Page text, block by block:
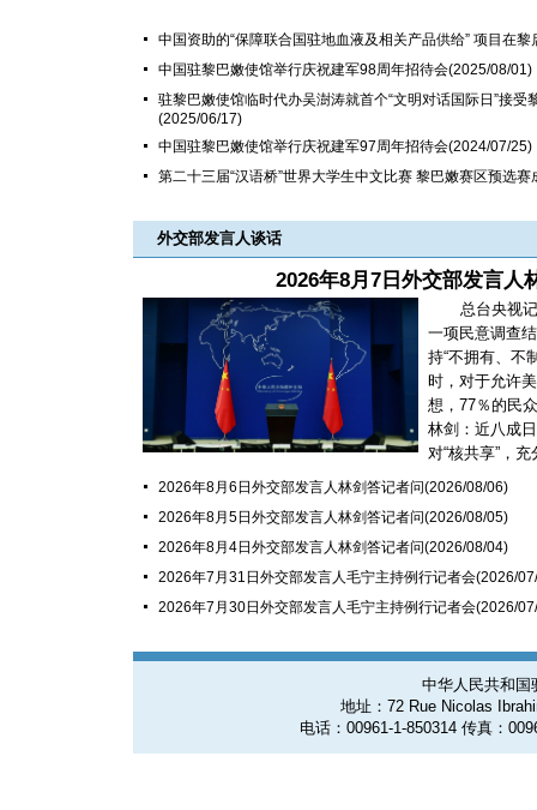
中国资助的“保障联合国驻地血液及相关产品供给” 项目在黎
中国驻黎巴嫩使馆举行庆祝建军98周年招待会(2025/08/01)
驻黎巴嫩使馆临时代办吴澍涛就首个“文明对话国际日”接受
(2025/06/17)
中国驻黎巴嫩使馆举行庆祝建军97周年招待会(2024/07/25)
第二十三届“汉语桥”世界大学生中文比赛 黎巴嫩赛区预选赛
外交部发言人谈话
2026年8月7日外交部发言人
总台央视
一项民意调查
持“不拥有、不
时，对于允许
想，77％的民
林剑：近八成
对“核共享”，
2026年8月6日外交部发言人林剑答记者问(2026/08/06)
2026年8月5日外交部发言人林剑答记者问(2026/08/05)
2026年8月4日外交部发言人林剑答记者问(2026/08/04)
2026年7月31日外交部发言人毛宁主持例行记者会(2026/
2026年7月30日外交部发言人毛宁主持例行记者会(2026/
中华人民共和国
地址：72 Rue Nicolas
电话：00961-1-850314 传真：